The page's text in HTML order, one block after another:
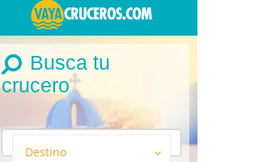
Busca tu
crucero
Destino